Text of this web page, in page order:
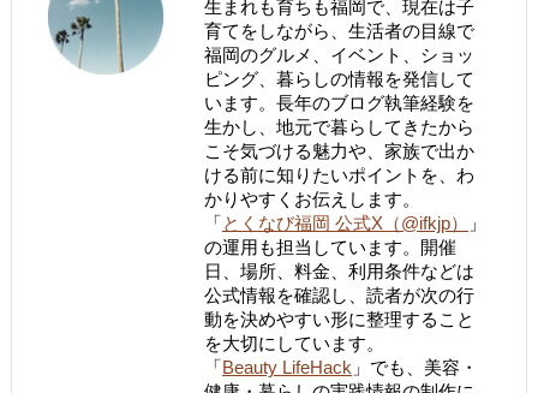
生まれも育ちも福岡で、現在は子
育てをしながら、生活者の目線で
福岡のグルメ、イベント、ショッ
ピング、暮らしの情報を発信して
います。長年のブログ執筆経験を
生かし、地元で暮らしてきたから
こそ気づける魅力や、家族で出か
ける前に知りたいポイントを、わ
かりやすくお伝えします。
「とくなび福岡 公式X（@ifkjp）
」
の運用も担当しています。開催
日、場所、料金、利用条件などは
公式情報を確認し、読者が次の行
動を決めやすい形に整理すること
を大切にしています。
「Beauty LifeHack 」でも、美容・